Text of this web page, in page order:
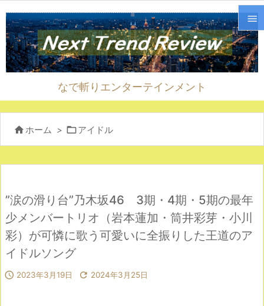


メニ

なで斬りエンターテインメント
ホーム > アイドル
”涙の滑り台”乃木坂46 3期・4期・5期の最年
少メンバートリオ（岩本蓮加・筒井彩芽・小川
彩）が可憐に歌う可愛いに全振りした王道のア
イドルソング
 2023年3月19日  2024年3月25日